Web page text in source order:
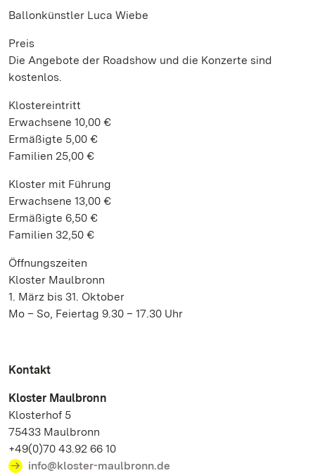
Ballonkünstler Luca Wiebe
Preis
Die Angebote der Roadshow und die Konzerte sind
kostenlos.
Klostereintritt
Erwachsene 10,00 €
Ermäßigte 5,00 €
Familien 25,00 €
Kloster mit Führung
Erwachsene 13,00 €
Ermäßigte 6,50 €
Familien 32,50 €
Öffnungszeiten
Kloster Maulbronn
1. März bis 31. Oktober
Mo – So, Feiertag 9.30 – 17.30 Uhr
Kontakt
Kloster Maulbronn
Klosterhof 5
75433 Maulbronn
+49(0)70 43.92 66 10
info@kloster-maulbronn.de